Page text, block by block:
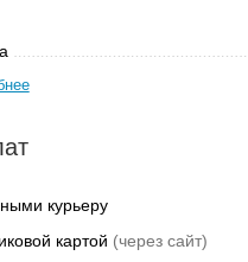
курьеру
картой (через сайт)